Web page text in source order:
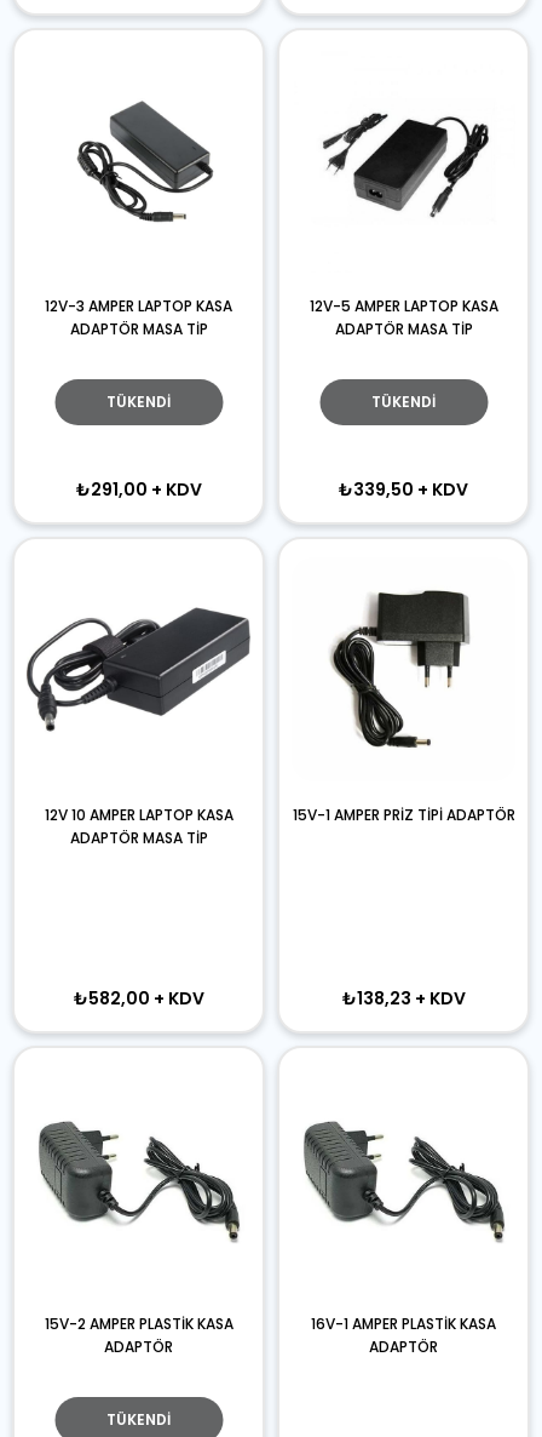
TÜKENDI
12V-3 AMPER LAPTOP KASA
ADAPTÖR MASA TİP
₺291,00 + KDV
TÜKENDI
12V-5 AMPER LAPTOP KASA
ADAPTÖR MASA TİP
₺339,50 + KDV
12V 10 AMPER LAPTOP KASA
ADAPTÖR MASA TİP
₺582,00 + KDV
15V-1 AMPER PRİZ TİPİ ADAPTÖR
₺138,23 + KDV
TÜKENDI
15V-2 AMPER PLASTİK KASA
ADAPTÖR
16V-1 AMPER PLASTİK KASA
ADAPTÖR